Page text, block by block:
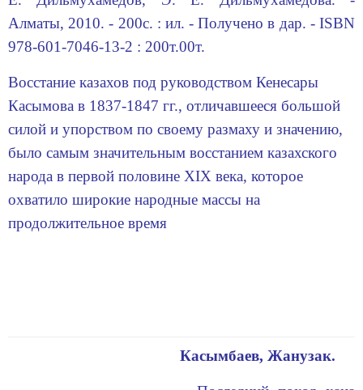
Алматы, 2010. - 200с. : ил. - Получено в дар. - ISBN
978-601-7046-13-2 : 200т.00т.
Восстание казахов под руководством Кенесары
Касымова в 1837-1847 гг., отличавшееся большой
силой и упорством по своему размаху и значению,
было самым значительным восстанием казахского
народа в первой половине XIX века, которое
охватило широкие народные массы на
продолжительное время
Касымбаев, Жанузак.